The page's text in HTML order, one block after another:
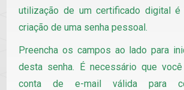
utilização de um certificado digital é
criação de uma senha pessoal.
Preencha os campos ao lado para
desta senha. É necessário que
conta de e-mail válida para